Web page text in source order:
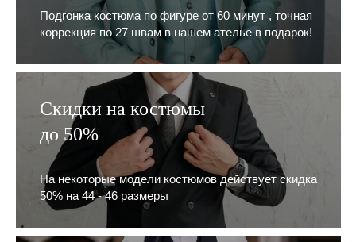
Подгонка костюма по фигуре от 60 минут , точная
коррекция по 27 швам в нашем ателье в подарок!
Скидки на костюмы
до 50%
На некоторые модели костюмов действует скидка
50% на 44 - 46 размеры